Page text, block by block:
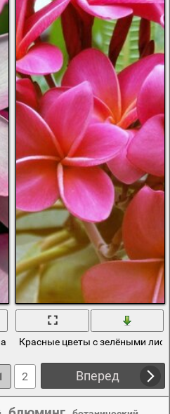
Красные цветы с зелёными
Вперед
2